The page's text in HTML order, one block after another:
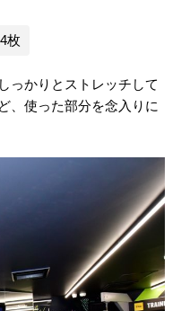
枚
っかりとストレッチして
、使った部分を念入りに